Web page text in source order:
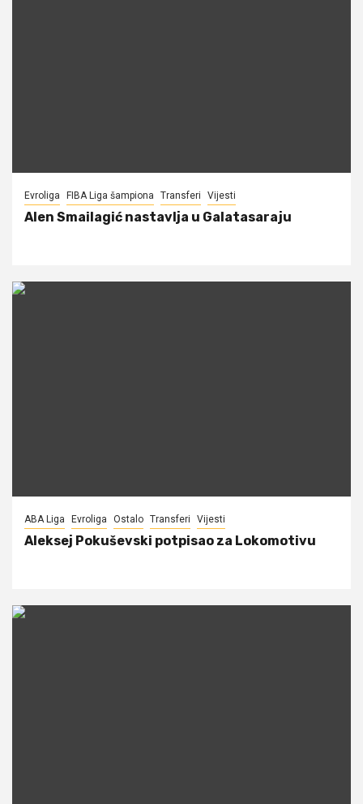
Evroliga FIBA Liga šampiona Transferi Vijesti
Alen Smailagić nastavlja u Galatasaraju
ABA Liga Evroliga Ostalo Transferi Vijesti
Aleksej Pokuševski potpisao za Lokomotivu